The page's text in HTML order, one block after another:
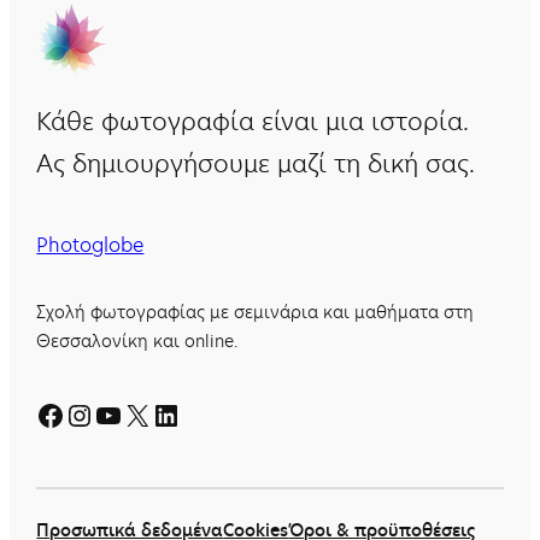
Κάθε φωτογραφία είναι μια ιστορία.
Ας δημιουργήσουμε μαζί τη δική σας.
Photoglobe
Σχολή φωτογραφίας με σεμινάρια και μαθήματα στη
Θεσσαλονίκη και online.
Facebook
Instagram
YouTube
X Linkedin
Προσωπικά δεδομέναCookiesΌροι & προϋποθέσεις